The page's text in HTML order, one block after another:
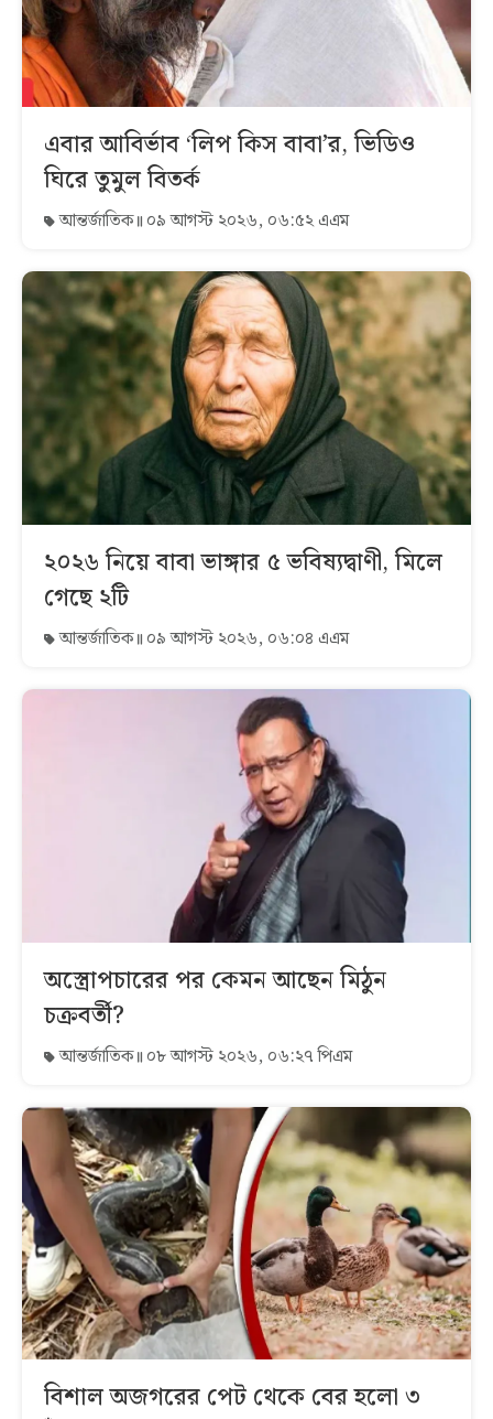
এবার আবির্ভাব ‘লিপ কিস বাবা’র, ভিডিও
ঘিরে তুমুল বিতর্ক
আন্তর্জাতিক ০৯ আগস্ট ২০২৬, ০৬:৫২ এএম
২০২৬ নিয়ে বাবা ভাঙ্গার ৫ ভবিষ্যদ্বাণী, মিলে
গেছে ২টি
আন্তর্জাতিক ০৯ আগস্ট ২০২৬, ০৬:০৪ এএম
অস্ত্রোপচারের পর কেমন আছেন মিঠুন
চক্রবর্তী?
আন্তর্জাতিক ০৮ আগস্ট ২০২৬, ০৬:২৭ পিএম
বিশাল অজগরের পেট থেকে বের হলো ৩